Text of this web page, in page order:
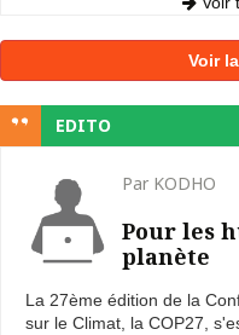
Voir
EDITO
Par KODHO
Pour les
planète
La 27ème édition de la
sur le Climat, la COP27,